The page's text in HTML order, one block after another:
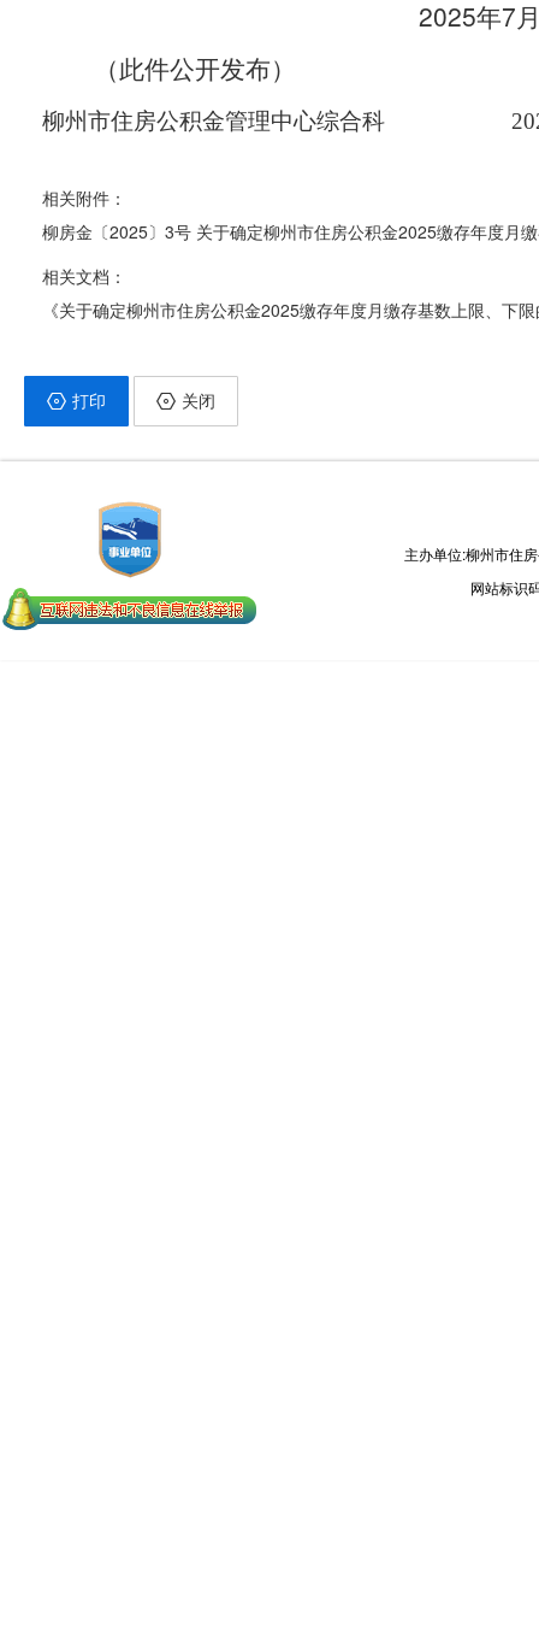
2025年7
（此件公开发布）
柳州市住房公积金管理中心综合科 2025
相关附件：
柳房金〔2025〕3号 关于确定柳州市住房公积金2025缴存年度月
相关文档：
《关于确定柳州市住房公积金2025缴存年度月缴存基数上限、下
打印 关闭
主办单位:柳州市住
网站标识